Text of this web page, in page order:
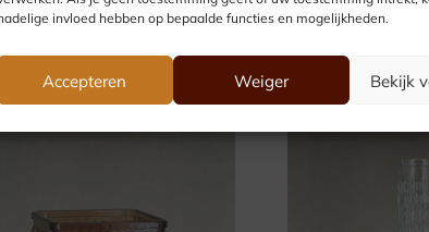
invloed hebben op bepaalde functies en mogelijkheden.
Accepteren Weiger Bekijk